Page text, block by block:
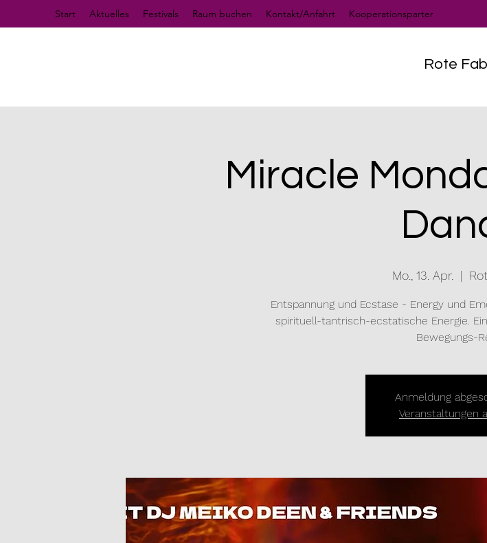
Start Aktuelles Festivals Raum buchen Kontakt/Anfahrt Kooperationsparter
Rote
Miracle
Mo., 13. Apr.
  |
Entspannung und Ecstase - Energy und
spirituell-tantrisch-ecstatische Energie.
Bewegungs-
Anmeldung
Veranstaltungen